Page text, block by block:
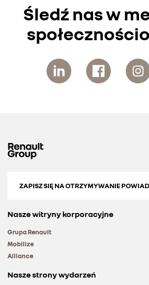
Śledź nas w
ZAPISZ SIĘ NA OTRZYMYWANIE
Nasze witryny korporacyjne
Grupa Renault
Mobilize
Alliance
Nasze strony wydarzeń